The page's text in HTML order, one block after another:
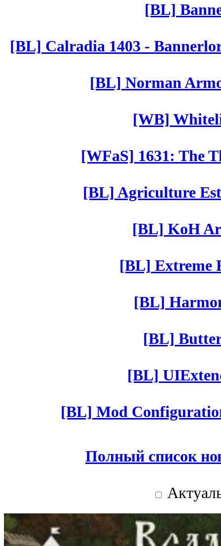
[BL]
[BL] Calradia 1403 -
[BL] Norman
[WB]
[WFaS] 1631: The
[BL] Agriculture
[BL] KoH
[BL] Extreme
[BL]
[BL]
[BL]
[BL] Mod
Полный список